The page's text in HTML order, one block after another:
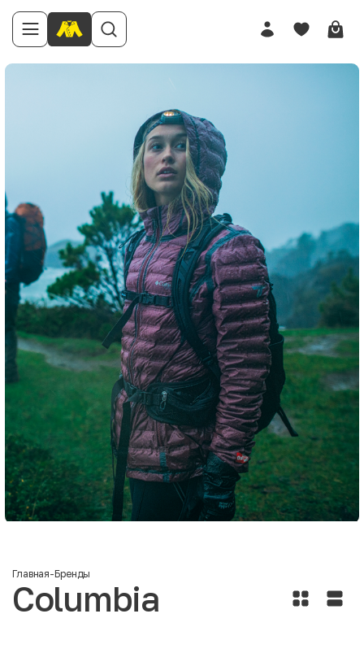
Главная-Бренды
Columbia